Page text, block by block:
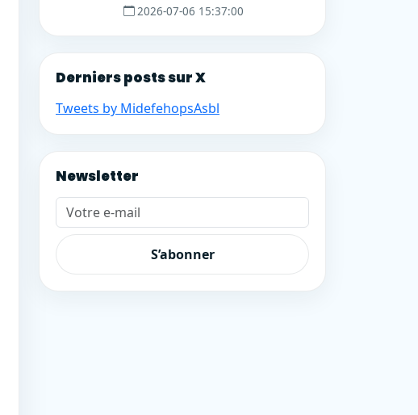
2026-07-06 15:37:00
Derniers posts sur X
Tweets by MidefehopsAsbl
Newsletter
Votre e-mail
S’abonner